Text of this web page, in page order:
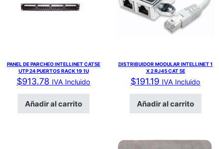
PANEL DE PARCHEO INTELLINET CAT5E
UTP 24 PUERTOS RACK 19 1U
$913.78 IVA Incluido
Añadir al carrito
DISTRIBUIDOR MODULAR INTELLINET 1
X 2 RJ45 CAT 5E
$191.19 IVA Incluido
Añadir al carrito